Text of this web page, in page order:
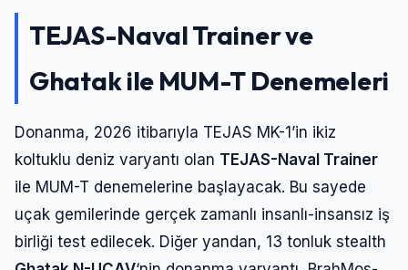
TEJAS-Naval Trainer ve
Ghatak ile MUM-T Denemeleri
Donanma, 2026 itibarıyla TEJAS MK-1’in ikiz
koltuklu deniz varyantı olan TEJAS-Naval Trainer
ile MUM-T denemelerine başlayacak. Bu sayede
uçak gemilerinde gerçek zamanlı insanlı-insansız iş
birliği test edilecek. Diğer yandan, 13 tonluk stealth